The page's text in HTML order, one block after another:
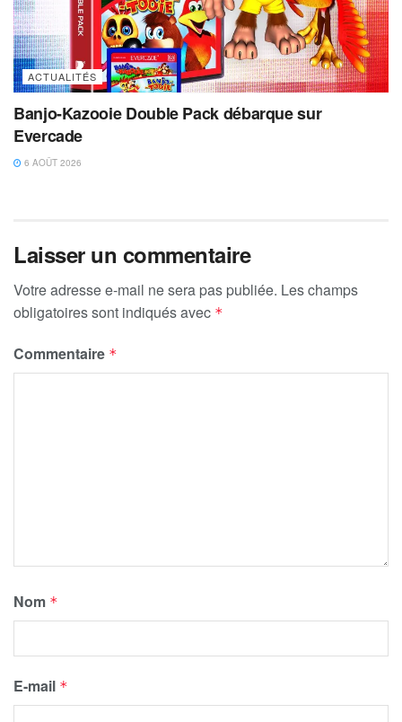
ACTUALITÉS
Banjo-Kazooie Double Pack débarque sur
Evercade
6 AOÛT 2026
Laisser un commentaire
Votre adresse e-mail ne sera pas publiée. Les champs
obligatoires sont indiqués avec *
Commentaire *
Nom *
E-mail *